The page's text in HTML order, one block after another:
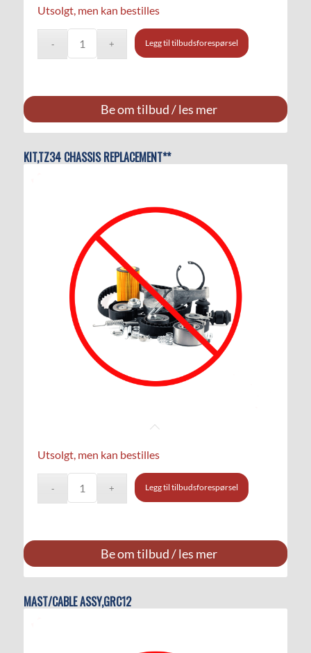
Utsolgt, men kan bestilles
Legg til tilbudsforespørsel
Be om tilbud / les mer
KIT,TZ34 CHASSIS REPLACEMENT**
Utsolgt, men kan bestilles
Legg til tilbudsforespørsel
Be om tilbud / les mer
MAST/CABLE ASSY,GRC12